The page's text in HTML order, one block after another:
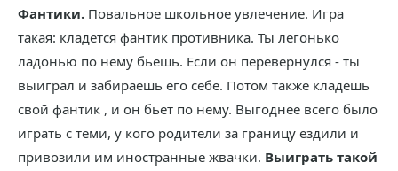
Фантики. Повальное школьное увлечение. Игра
такая: кладется фантик противника. Ты легонько
ладонью по нему бьешь. Если он перевернулся - ты
выиграл и забираешь его себе. Потом также кладешь
свой фантик , и он бьет по нему. Выгоднее всего было
играть с теми, у кого родители за границу ездили и
привозили им иностранные жвачки. Выиграть такой